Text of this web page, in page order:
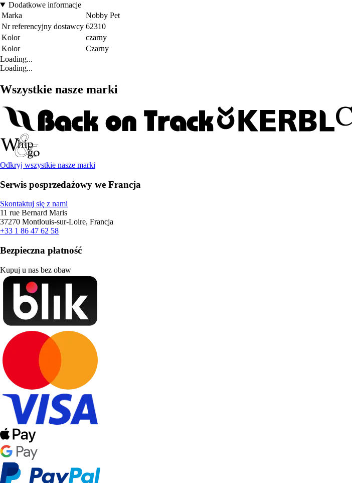
Dodatkowe informacje
Marka
Nobby Pet
Nr referencyjny dostawcy 62310
Kolor
czarny
Kolor
Czarny
Loading...
Loading...
Wszystkie nasze marki
Odkryj wszystkie nasze marki
Serwis posprzedażowy we Francja
Skontaktuj się z nami
11 rue Bernard Maris
37270 Montlouis-sur-Loire, Francja
+33 1 86 47 62 58
Bezpieczna płatność
Kupuj u nas bez obaw